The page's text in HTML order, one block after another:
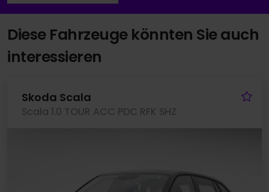
Diese Fahrzeuge könnten Sie auch
interessieren
Skoda Scala
Scala 1.0 TOUR ACC PDC RFK SHZ